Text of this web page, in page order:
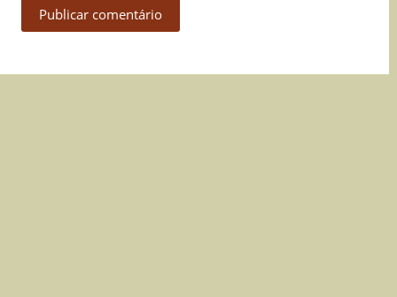
Publicar comentário